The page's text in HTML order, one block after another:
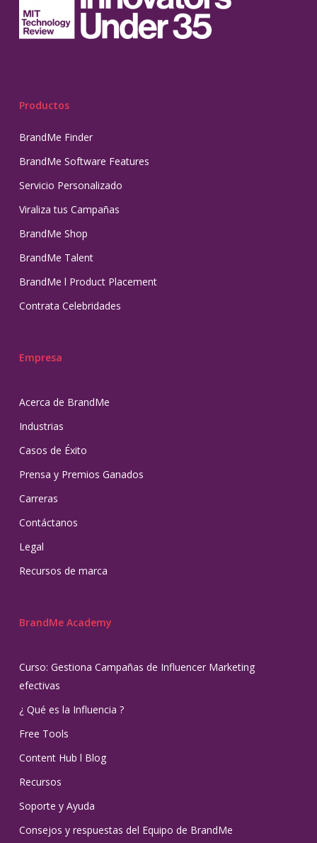
Productos
BrandMe Finder
BrandMe Software Features
Servicio Personalizado
Viraliza tus Campañas
BrandMe Shop
BrandMe Talent
BrandMe l Product Placement
Contrata Celebridades
Empresa
Acerca de BrandMe
Industrias
Casos de Éxito
Prensa y Premios Ganados
Carreras
Contáctanos
Legal
Recursos de marca
BrandMe Academy
Curso: Gestiona Campañas de Influencer Marketing
efectivas
¿ Qué es la Influencia ?
Free Tools
Content Hub l Blog
Recursos
Soporte y Ayuda
Consejos y respuestas del Equipo de BrandMe